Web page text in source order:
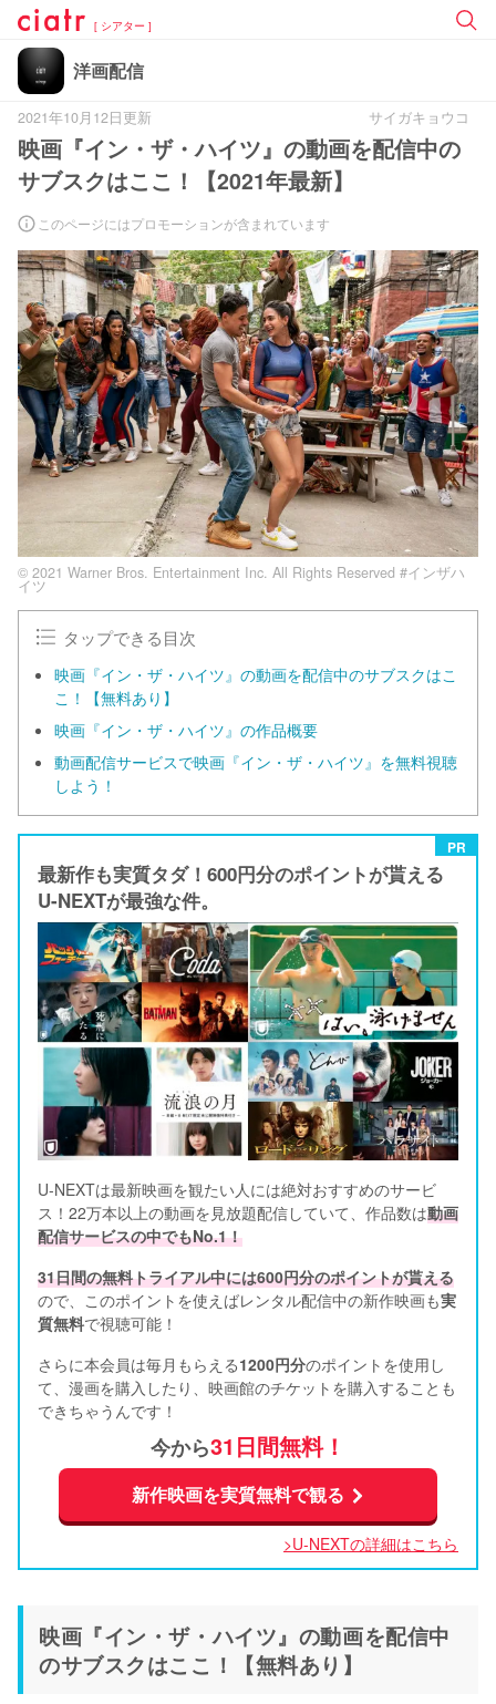
[ シアター ]
洋画配信
2021年10月12日更新 サイガキョウコ
映画『イン・ザ・ハイツ』の動画を配信中の
サブスクはここ！【2021年最新】
このページにはプロモーションが含まれています
© 2021 Warner Bros. Entertainment Inc. All Rights Reserved #インザハ
イツ
タップできる目次
映画『イン・ザ・ハイツ』の動画を配信中のサブスクはこ
こ！【無料あり】
映画『イン・ザ・ハイツ』の作品概要
動画配信サービスで映画『イン・ザ・ハイツ』を無料視聴
しよう！
PR
最新作も実質タダ！600円分のポイントが貰える
U-NEXTが最強な件。
U-NEXTは最新映画を観たい人には絶対おすすめのサービ
ス！22万本以上の動画を見放題配信していて、作品数は動画
配信サービスの中でもNo.1！
31日間の無料トライアル中には600円分のポイントが貰える
ので、このポイントを使えばレンタル配信中の新作映画も実
質無料で視聴可能！
さらに本会員は毎月もらえる1200円分のポイントを使用し
て、漫画を購入したり、映画館のチケットを購入することも
できちゃうんです！
今から31日間無料！
新作映画を実質無料で観る
>U-NEXTの詳細はこちら
映画『イン・ザ・ハイツ』の動画を配信中
のサブスクはここ！【無料あり】